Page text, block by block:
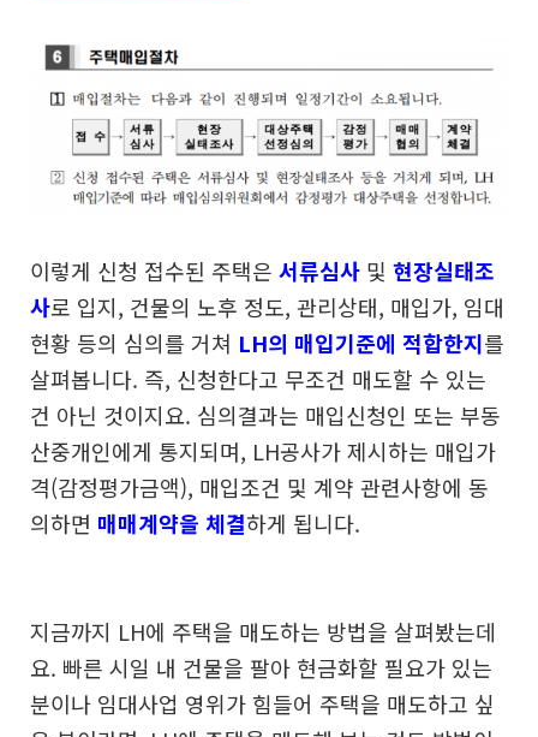
이렇게 신청 접수된 주택은 서류심사 및 현장실태조
사로 입지, 건물의 노후 정도, 관리상태, 매입가, 임대
현황 등의 심의를 거쳐 LH의 매입기준에 적합한지를
살펴봅니다. 즉, 신청한다고 무조건 매도할 수 있는
건 아닌 것이지요. 심의결과는 매입신청인 또는 부동
산중개인에게 통지되며, LH공사가 제시하는 매입가
격(감정평가금액), 매입조건 및 계약 관련사항에 동
의하면 매매계약을 체결하게 됩니다.
지금까지 LH에 주택을 매도하는 방법을 살펴봤는데
요. 빠른 시일 내 건물을 팔아 현금화할 필요가 있는
분이나 임대사업 영위가 힘들어 주택을 매도하고 싶